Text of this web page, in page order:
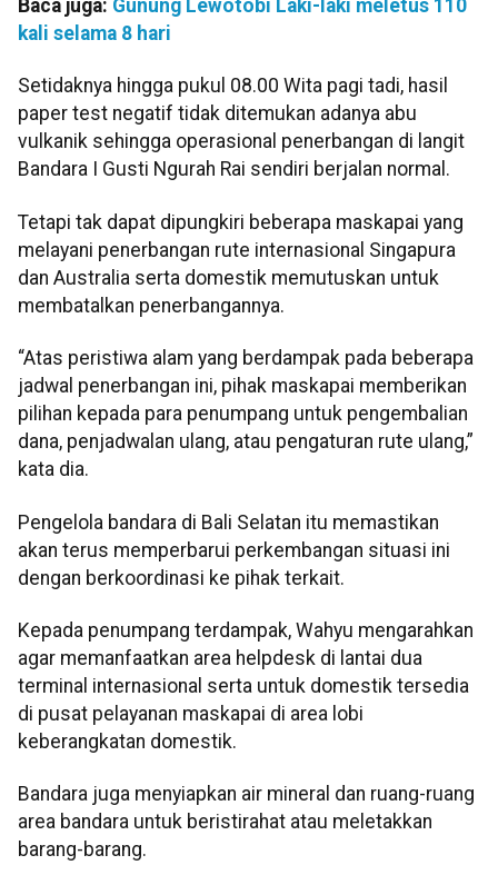
Baca juga: Gunung Lewotobi Laki-laki meletus 110
kali selama 8 hari
Setidaknya hingga pukul 08.00 Wita pagi tadi, hasil
paper test negatif tidak ditemukan adanya abu
vulkanik sehingga operasional penerbangan di langit
Bandara I Gusti Ngurah Rai sendiri berjalan normal.
Tetapi tak dapat dipungkiri beberapa maskapai yang
melayani penerbangan rute internasional Singapura
dan Australia serta domestik memutuskan untuk
membatalkan penerbangannya.
“Atas peristiwa alam yang berdampak pada beberapa
jadwal penerbangan ini, pihak maskapai memberikan
pilihan kepada para penumpang untuk pengembalian
dana, penjadwalan ulang, atau pengaturan rute ulang,”
kata dia.
Pengelola bandara di Bali Selatan itu memastikan
akan terus memperbarui perkembangan situasi ini
dengan berkoordinasi ke pihak terkait.
Kepada penumpang terdampak, Wahyu mengarahkan
agar memanfaatkan area helpdesk di lantai dua
terminal internasional serta untuk domestik tersedia
di pusat pelayanan maskapai di area lobi
keberangkatan domestik.
Bandara juga menyiapkan air mineral dan ruang-ruang
area bandara untuk beristirahat atau meletakkan
barang-barang.